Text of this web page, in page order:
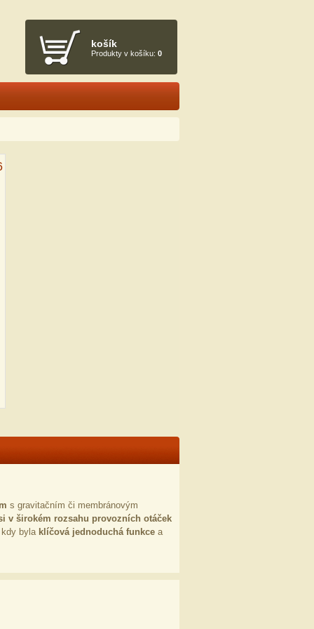
košík
Produkty v košíku: 0
s gravitačním či membránovým
v širokém rozsahu provozních otáček
kdy byla klíčová jednoduchá funkce a